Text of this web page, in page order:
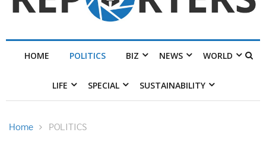
HOME POLITICS BIZ NEWS WORLD
LIFE SPECIAL SUSTAINABILITY
Home POLITICS